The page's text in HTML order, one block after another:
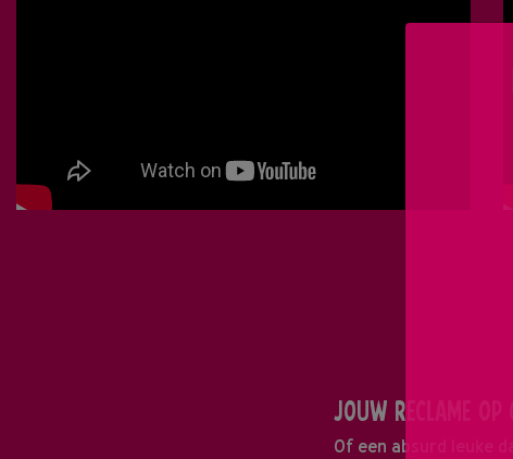
JOUW RECLAME OP
Of een absurd leuke